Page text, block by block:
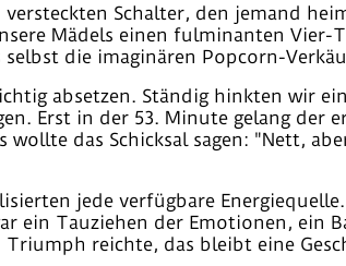
Schalter, den jemand
Mädels einen fulminanten
die imaginären Popcorn-
absetzen. Ständig hinkten wir
Erst in der 53. Minute gelang
das Schicksal sagen: "Nett,
jede verfügbare
ein Tauziehen der Emotionen,
Triumph reichte, das bleibt eine